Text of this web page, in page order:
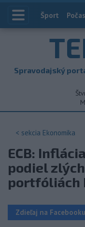
Index
Šport
Spravodajský
< sekcia Ekonomika
ECB:
podiel
portfóliách
Zdieľaj na Facebooku